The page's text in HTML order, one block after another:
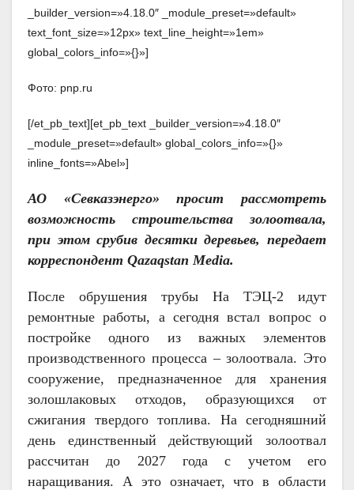
_builder_version=»4.18.0″ _module_preset=»default»
text_font_size=»12px» text_line_height=»1em»
global_colors_info=»{}»]
Фото: pnp.ru
[/et_pb_text][et_pb_text _builder_version=»4.18.0″
_module_preset=»default» global_colors_info=»{}»
inline_fonts=»Abel»]
АО «Севказэнерго» просит рассмотреть
возможность строительства золоотвала,
при этом срубив десятки деревьев, передает
корреспондент Qazaqstan Media.
После обрушения трубы На ТЭЦ-2 идут
ремонтные работы, а сегодня встал вопрос о
постройке одного из важных элементов
производственного процесса – золоотвала. Это
сооружение, предназначенное для хранения
золошлаковых отходов, образующихся от
сжигания твердого топлива. На сегодняшний
день единственный действующий золоотвал
рассчитан до 2027 года с учетом его
наращивания. А это означает, что в области